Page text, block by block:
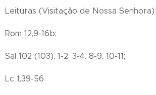
Leituras (Visitação de Nossa Senhora):
Rom 12,9-16b;
Sal 102 (103), 1-2. 3-4. 8-9. 10-11;
Lc 1,39-56